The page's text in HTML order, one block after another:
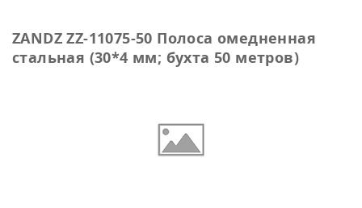
ZANDZ ZZ-11075-50 Полоса омедненная
стальная (30*4 мм; бухта 50 метров)